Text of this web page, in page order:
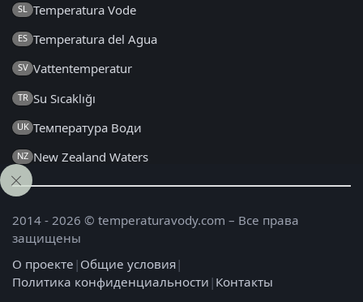
SL Temperatura Vode
ES Temperatura del Agua
SV Vattentemperatur
TR Su Sıcaklığı
UK Температура Води
NZ New Zealand Waters
2014 - 2026 © temperaturavody.com – Все права
защищены
О проекте | Общие условия|
Политика конфиденциальности | Контакты